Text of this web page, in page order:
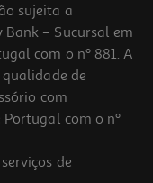
sujeita a
– Sucursal em
com o nº 881. A
de
com
com o nº
de